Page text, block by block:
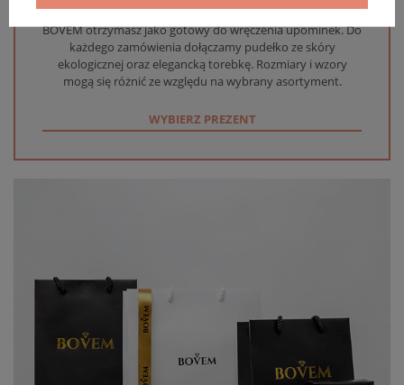
Biżuterię i zegarki zakupione w sklepie internetowym
BOVEM otrzymasz jako gotowy do wręczenia upominek. Do
każdego zamówienia dołączamy pudełko ze skóry
ekologicznej oraz elegancką torebkę. Rozmiary i wzory
mogą się różnić ze względu na wybrany asortyment.
WYBIERZ PREZENT